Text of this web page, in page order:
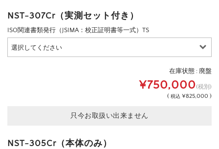
NST-307Cr（実測セット付き）
ISO関連書類発行（JSIMA：校正証明書等一式）TS
在庫状態 : 廃盤
¥750,000(税別)
( 税込 ¥825,000 )
只今お取扱い出来ません
NST-305Cr（本体のみ）